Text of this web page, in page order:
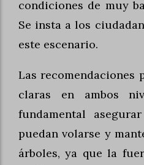
condiciones de muy
Se insta a los
este escenario.
Las recomendaciones
claras en ambos
fundamental
puedan volarse y
árboles, ya que la